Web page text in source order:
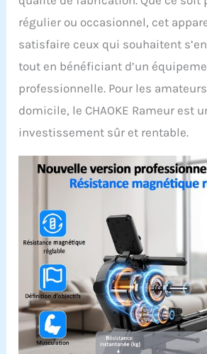
plaisir!
𝘿𝙀́𝙋𝙇𝘼𝘾𝙀𝙍
𝙍𝘼𝙋𝙄𝘿𝙀 𝘼̀
sa
assemblée à
l'installation
pouvez
roulettes de
place. De
convient aux
de
162 cm à
rend idéal
utilisation à
en salle de
𝘽𝙍𝙐̂𝙇𝙀-
régulier ou occasionnel, cet
satisfaire ceux qui souhaitent
tout en bénéficiant d’un
professionnelle. Pour les
domicile, le CHAOKE Rameur est
investissement sûr et rentable.